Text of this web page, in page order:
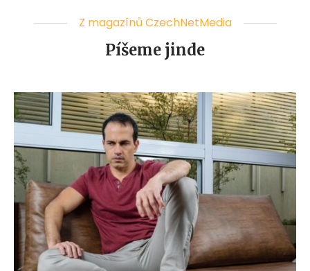
Z magazínů CzechNetMedia
Píšeme jinde